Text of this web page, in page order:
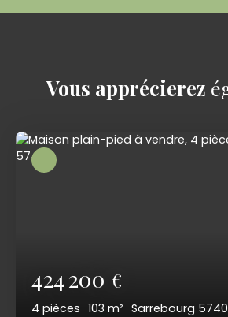
Vous apprécierez
424 200 €
4 pièces 103 m² Sarrebourg